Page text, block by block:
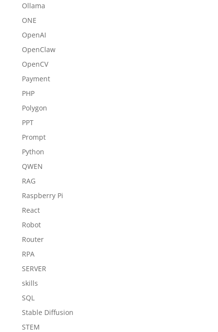
Ollama
ONE
OpenAI
OpenClaw
OpenCV
Payment
PHP
Polygon
PPT
Prompt
Python
QWEN
RAG
Raspberry Pi
React
Robot
Router
RPA
SERVER
skills
SQL
Stable Diffusion
STEM